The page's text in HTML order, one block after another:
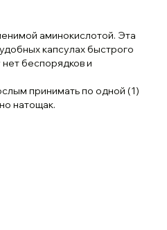
аминокислотой. Эта
капсулах быстрого
беспорядков и
принимать по одной (1)
натощак.